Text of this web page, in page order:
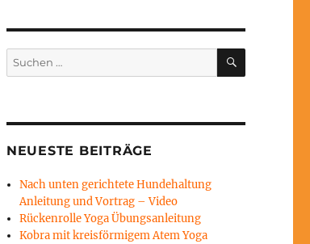
Suchen
nach:
SUCHEN
NEUESTE BEITRÄGE
Nach unten gerichtete Hundehaltung
Anleitung und Vortrag – Video
Rückenrolle Yoga Übungsanleitung
Kobra mit kreisförmigem Atem Yoga